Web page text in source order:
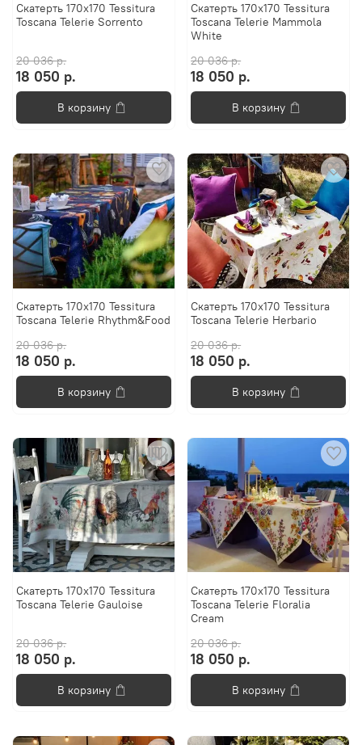
Скатерть 170x170 Tessitura
Toscana Telerie Sorrento
20 036 р.
18 050 р.
В корзину
Скатерть 170х170 Tessitura
Toscana Telerie Mammola
White
20 036 р.
18 050 р.
В корзину
Скатерть 170х170 Tessitura
Toscana Telerie Rhythm&Food
20 036 р.
18 050 р.
В корзину
Скатерть 170х170 Tessitura
Toscana Telerie Herbario
20 036 р.
18 050 р.
В корзину
Скатерть 170x170 Tessitura
Toscana Telerie Gauloise
20 036 р.
18 050 р.
В корзину
Скатерть 170x170 Tessitura
Toscana Telerie Floralia
Cream
20 036 р.
18 050 р.
В корзину